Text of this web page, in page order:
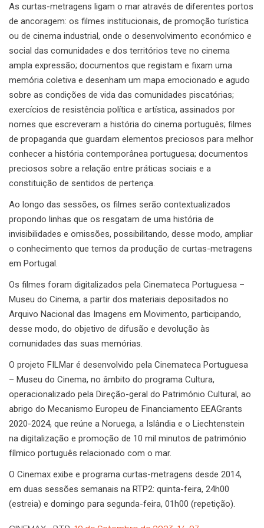
As curtas-metragens ligam o mar através de diferentes portos
de ancoragem: os filmes institucionais, de promoção turística
ou de cinema industrial, onde o desenvolvimento económico e
social das comunidades e dos territórios teve no cinema
ampla expressão; documentos que registam e fixam uma
memória coletiva e desenham um mapa emocionado e agudo
sobre as condições de vida das comunidades piscatórias;
exercícios de resistência política e artística, assinados por
nomes que escreveram a história do cinema português; filmes
de propaganda que guardam elementos preciosos para melhor
conhecer a história contemporânea portuguesa; documentos
preciosos sobre a relação entre práticas sociais e a
constituição de sentidos de pertença.
Ao longo das sessões, os filmes serão contextualizados
propondo linhas que os resgatam de uma história de
invisibilidades e omissões, possibilitando, desse modo, ampliar
o conhecimento que temos da produção de curtas-metragens
em Portugal.
Os filmes foram digitalizados pela Cinemateca Portuguesa –
Museu do Cinema, a partir dos materiais depositados no
Arquivo Nacional das Imagens em Movimento, participando,
desse modo, do objetivo de difusão e devolução às
comunidades das suas memórias.
O projeto FILMar é desenvolvido pela Cinemateca Portuguesa
– Museu do Cinema, no âmbito do programa Cultura,
operacionalizado pela Direção-geral do Património Cultural, ao
abrigo do Mecanismo Europeu de Financiamento EEAGrants
2020-2024, que reúne a Noruega, a Islândia e o Liechtenstein
na digitalização e promoção de 10 mil minutos de património
fílmico português relacionado com o mar.
O Cinemax exibe e programa curtas-metragens desde 2014,
em duas sessões semanais na RTP2: quinta-feira, 24h00
(estreia) e domingo para segunda-feira, 01h00 (repetição).